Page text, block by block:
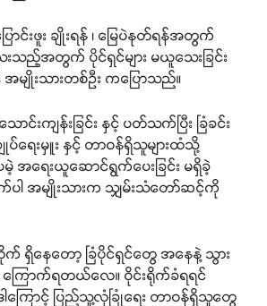
င်းဖူး ချိုးရန် ၊ မြေပဲနုတ်ရန်အတွက်
သည့်အတွက် ပိုင်ရှင်များ မယူသေးခြင်း
င် အမျိုးသားတစ်ဦး ကပြောသည်။
ာင်းကျန်းခြင်း နှင့် ပတ်သက်ပြီး ခြံခင်း
ျုပ်ရေးမှူး နှင့် တာဝန်ရှိသူများထံသို့
မဲ့ အရေးယူဆောင်ရွက်ပေးခြင်း မရှိခဲ့
ါ အမျိုးသားက သျှမ်းသံတော်ဆင့်ကို
ရှိနေတော့ ခြံပိုင်ရှင်တွေ အနေနဲ့ သွား
ြောက်ရတယ်လေ။ ဝိုင်းရိုက်ခံရရင်
ြောင့် ပြည်သူ့လုံခြုံရေး တာဝန်ရှိသူတွေ